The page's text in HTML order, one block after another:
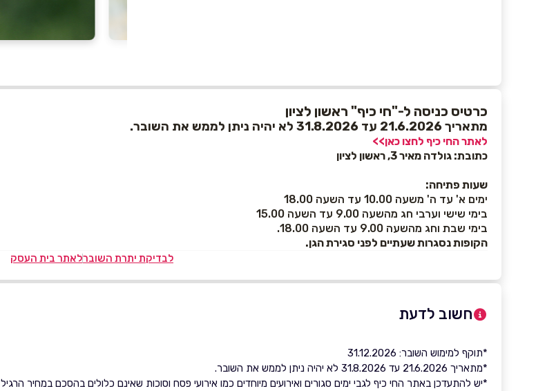
כרטיס כניסה ל-"חי כיף" ראשון לציון
מתאריך 21.6.2026 עד 31.8.2026 לא יהיה ניתן לממש את השובר.
לאתר החי כיף לחצו כאן>>
כתובת: גולדה מאיר 3, ראשון לציון
שעות פתיחה:
ימים א' עד ה' משעה 10.00 עד השעה 18.00
בימי שישי וערבי חג מהשעה 9.00 עד השעה 15.00
בימי שבת וחג מהשעה 9.00 עד השעה 18.00.
הקופות נסגרות שעתיים לפני סגירת הגן.
לבדיקת יתרת השוברלאתר בית העסק
חשוב לדעת
*תוקף למימוש השובר: 31.12.2026
*מתאריך 21.6.2026 עד 31.8.2026 לא יהיה ניתן לממש את השובר.
*יש להתעדכן באתר החי כיף לגבי ימים סגורים ואירועים מיוחדים כמו אירועי פסח וסוכות שאינם כלולים בהסכם במחיר הרגיל